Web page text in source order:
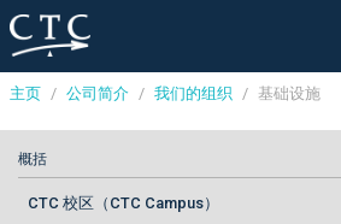
Cookies management panel
主页 / 公司简介 / 我们的组织 / 基础设施
概括
CTC 校区（CTC Campus）